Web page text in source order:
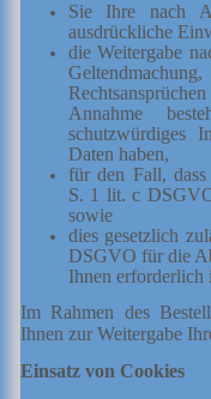
Sie Ihre nach
ausdrückliche
die Weitergabe
Annahme
schutzwürdiges
Daten haben,
für den Fall,
S. 1 lit. c
sowie
dies gesetzlich
DSGVO für die
Ihnen erforderlich
Im Rahmen des
Ihnen zur Weitergabe
Einsatz von Cookies